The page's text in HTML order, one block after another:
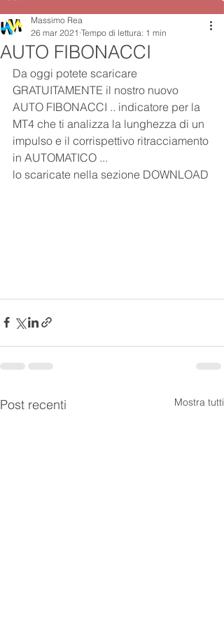
AUTO FIBONACCI
Massimo Rea
26 mar 2021 Tempo di lettura: 1 min
Da oggi potete scaricare
GRATUITAMENTE il nostro nuovo
AUTO FIBONACCI .. indicatore per la
MT4 che ti analizza la lunghezza di un
impulso e il corrispettivo ritracciamento
in AUTOMATICO ...
lo scaricate nella sezione DOWNLOAD
Post recenti Mostra tutti